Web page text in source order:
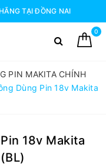
TẠI ĐỒNG NAI
0
PIN MAKITA CHÍNH
Dùng Pin 18v Makita
18v Makita